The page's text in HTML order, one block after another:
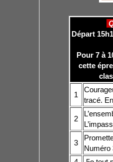
Départ
Pour 7 à
cette
1
tracé.
2
3
Numéro